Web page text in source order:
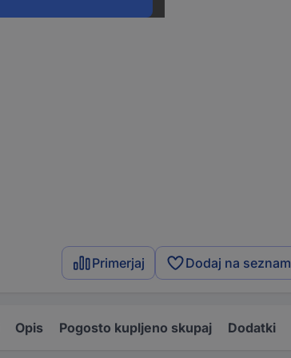
Primerjaj Dodaj na seznam
Opis Pogosto kupljeno skupaj Dodatki